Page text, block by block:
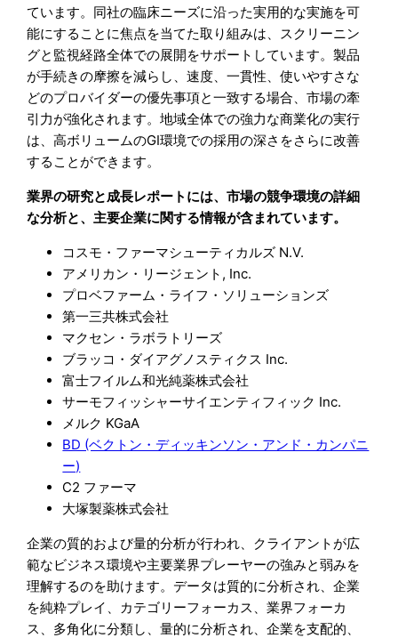
ています。同社の臨床ニーズに沿った実用的な実施を可
能にすることに焦点を当てた取り組みは、スクリーニン
グと監視経路全体での展開をサポートしています。製品
が手続きの摩擦を減らし、速度、一貫性、使いやすさな
どのプロバイダーの優先事項と一致する場合、市場の牽
引力が強化されます。地域全体での強力な商業化の実行
は、高ボリュームのGI環境での採用の深さをさらに改善
することができます。
業界の研究と成長レポートには、市場の競争環境の詳細
な分析と、主要企業に関する情報が含まれています。
コスモ・ファーマシューティカルズ N.V.
アメリカン・リージェント, Inc.
プロベファーム・ライフ・ソリューションズ
第一三共株式会社
マクセン・ラボラトリーズ
ブラッコ・ダイアグノスティクス Inc.
富士フイルム和光純薬株式会社
サーモフィッシャーサイエンティフィック Inc.
メルク KGaA
BD (ベクトン・ディッキンソン・アンド・カンパニ
ー)
C2 ファーマ
大塚製薬株式会社
企業の質的および量的分析が行われ、クライアントが広
範なビジネス環境や主要業界プレーヤーの強みと弱みを
理解するのを助けます。データは質的に分析され、企業
を純粋プレイ、カテゴリーフォーカス、業界フォーカ
ス、多角化に分類し、量的に分析され、企業を支配的、